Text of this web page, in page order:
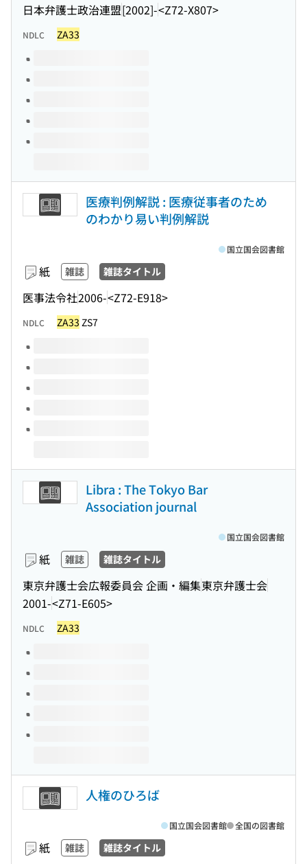
日本弁護士政治連盟[2002]-<Z72-X807>
NDLC ZA33
このタイトルの巻号
医療判例解説 : 医療従事者のため
のわかり易い判例解説
紙 雑誌 雑誌タイトル
医事法令社2006-<Z72-E918>
国立国会図書館
NDLC ZA33 ZS7
このタイトルの巻号
Libra : The Tokyo Bar
Association journal
紙 雑誌 雑誌タイトル
東京弁護士会広報委員会 企画・編集東京弁護士会
2001-<Z71-E605>
国立国会図書館
NDLC ZA33
このタイトルの巻号
人権のひろば
紙 雑誌 雑誌タイトル
国立国会図書館 全国の図書館